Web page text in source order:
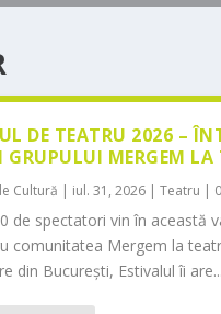
DE TEATRU 2026 –
GRUPULUI MERGEM LA
Cultură | iul. 31, 2026 |Teatru |
de spectatori vin în această
comunitatea Mergem la
din București, Estivalul îi are...